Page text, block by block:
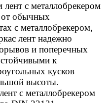
с металлобрекером
от обычных
с металлобрекером,
лент надежно
и поперечных
к
кусков
высоты.
с металлобрекером